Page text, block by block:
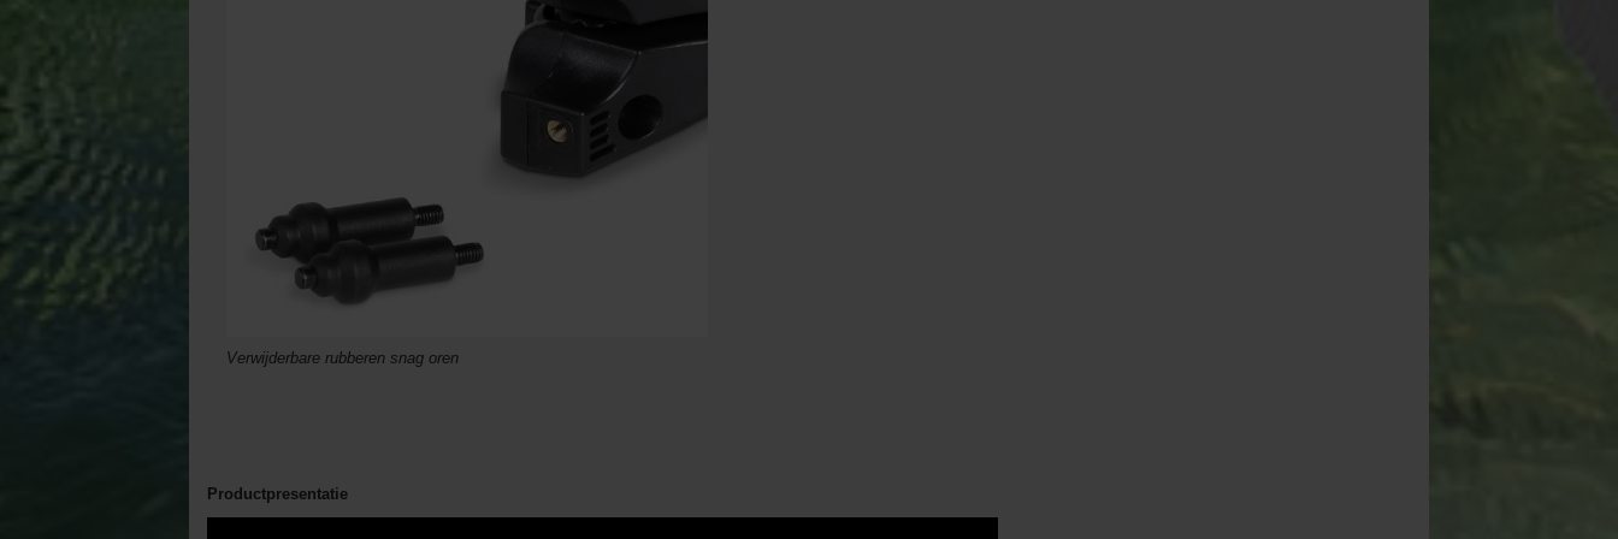
Verwijderbare rubberen snag oren
Productpresentatie